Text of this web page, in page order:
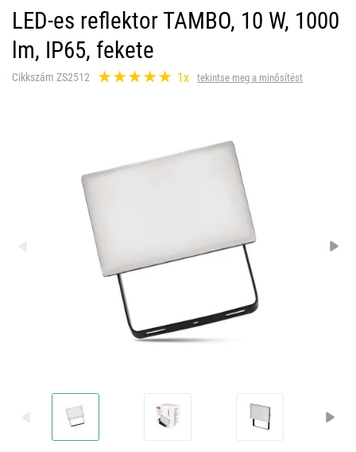
LED-es reflektor TAMBO, 10 W, 1000
lm, IP65, fekete
Cikkszám ZS2512 1x tekintse meg a minősítést